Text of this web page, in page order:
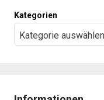
Kategorien